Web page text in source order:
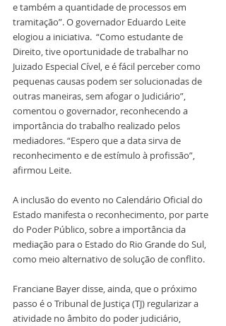
e também a quantidade de processos em
tramitação”. O governador Eduardo Leite
elogiou a iniciativa.  “Como estudante de
Direito, tive oportunidade de trabalhar no
Juizado Especial Cível, e é fácil perceber como
pequenas causas podem ser solucionadas de
outras maneiras, sem afogar o Judiciário”,
comentou o governador, reconhecendo a
importância do trabalho realizado pelos
mediadores. “Espero que a data sirva de
reconhecimento e de estímulo à profissão”,
afirmou Leite.
A inclusão do evento no Calendário Oficial do
Estado manifesta o reconhecimento, por parte
do Poder Público, sobre a importância da
mediação para o Estado do Rio Grande do Sul,
como meio alternativo de solução de conflito.
Franciane Bayer disse, ainda, que o próximo
passo é o Tribunal de Justiça (TJ) regularizar a
atividade no âmbito do poder judiciário,